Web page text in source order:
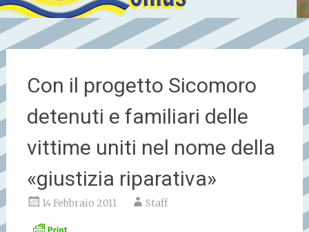
Con il progetto Sicomoro
detenuti e familiari delle
vittime uniti nel nome della
«giustizia riparativa»
14 Febbraio 2011 Staff